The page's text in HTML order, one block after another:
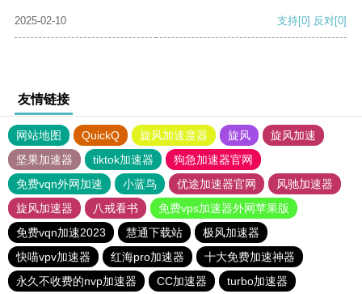
2025-02-10 支持[0] 反对[0]
友情链接
网站地图 QuickQ 旋风加速度器 旋风
旋风加速
坚果加速器
tiktok加速器
狗急加速器官网
免费vqn外网加速
小蓝鸟 优途加速器官网
风驰加速器
旋风加速器
八戒看书
免费vps加速器外网苹果版
免费vqn加速2023
慧通下载站
极风加速器
快喵vpv加速器
红海pro加速器
十大免费加速神器
永久不收费的nvp加速器
CC加速器 turbo加速器